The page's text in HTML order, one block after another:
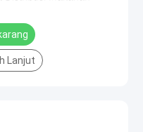
Lanjut